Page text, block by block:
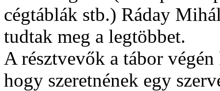
cégtáblák stb.) Ráday
tudtak meg a legtöbbet.
A résztvevők a tábor
hogy szeretnének egy